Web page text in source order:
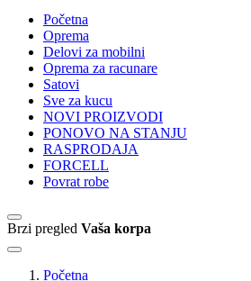
Početna
Oprema
Delovi za mobilni
Oprema za racunare
Satovi
Sve za kucu
NOVI PROIZVODI
PONOVO NA STANJU
RASPRODAJA
FORCELL
Povrat robe
Brzi pregled Vaša korpa
Početna